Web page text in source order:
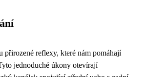
přirozené reflexy, které nám pomáhají
jednoduché úkony otevírají